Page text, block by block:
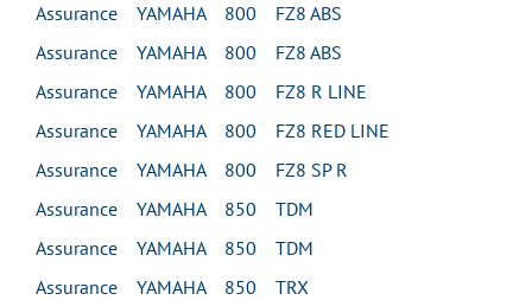
Assurance YAMAHA 800 FZ8 ABS
Assurance YAMAHA 800 FZ8 ABS
Assurance YAMAHA 800 FZ8 R LINE
Assurance YAMAHA 800 FZ8 RED LINE
Assurance YAMAHA 800 FZ8 SP R
Assurance YAMAHA 850 TDM
Assurance YAMAHA 850 TDM
Assurance YAMAHA 850 TRX